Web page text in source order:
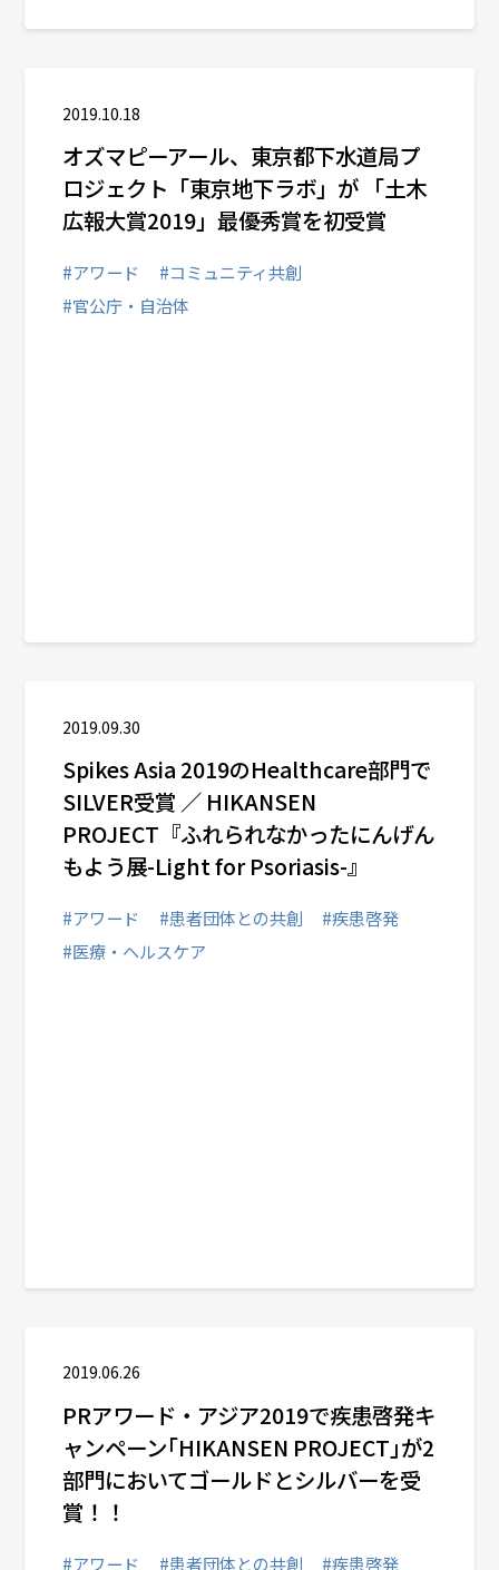
2019.10.18
オズマピーアール、東京都下水道局プ
ロジェクト「東京地下ラボ」が 「土木
広報大賞2019」最優秀賞を初受賞
#アワード
#コミュニティ共創
#官公庁・自治体
2019.09.30
Spikes Asia 2019のHealthcare部門で
SILVER受賞 ／ HIKANSEN
PROJECT『ふれられなかったにんげん
もよう展-Light for Psoriasis-』
#アワード #患者団体との共創
#疾患啓発
#医療・ヘルスケア
2019.06.26
PRアワード・アジア2019で疾患啓発キ
ャンペーン｢HIKANSEN PROJECT｣が2
部門においてゴールドとシルバーを受
賞！！
#アワード #患者団体との共創 #疾患啓発